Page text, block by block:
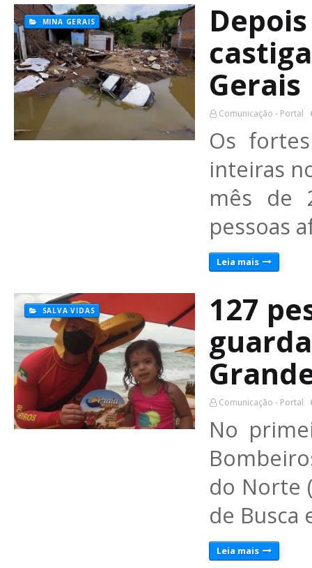
MINA GERAIS
Gerais
Comunicação - Portal
Os
inteiras
mês de
pessoas
Leia mais
SALVA VIDAS
127
Comunicação - Portal
No
do Norte
de Busca
Leia mais